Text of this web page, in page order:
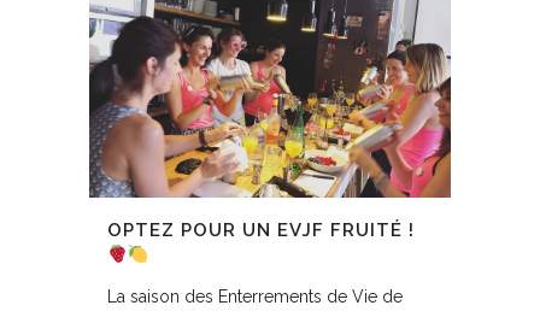
OPTEZ POUR UN EVJF FRUITÉ !
La saison des Enterrements de Vie de